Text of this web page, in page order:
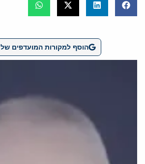
הוסף למקורות המועדפים של Google